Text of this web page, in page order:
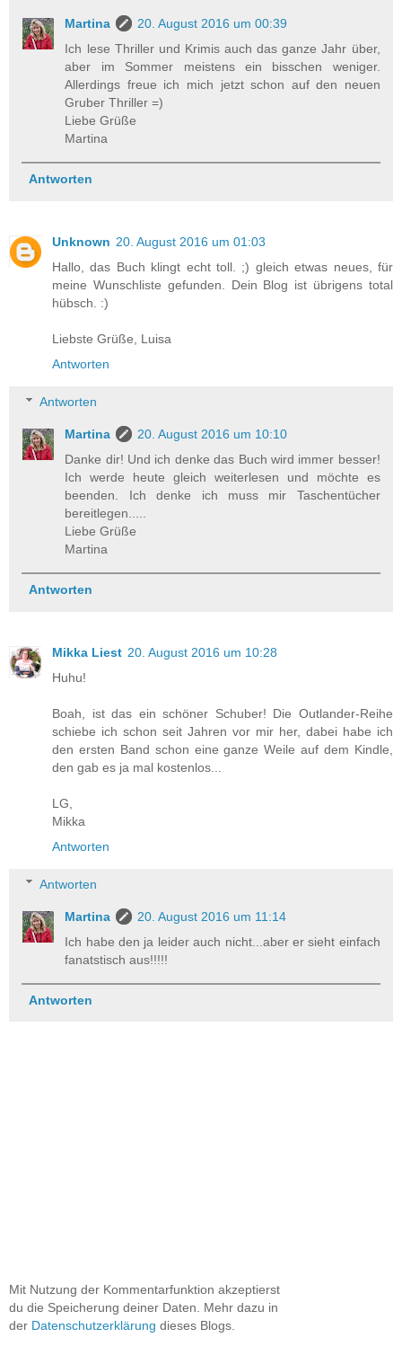
Martina
20. August 2016 um 00:39
Ich lese Thriller und Krimis auch das ganze Jahr über,
aber im Sommer meistens ein bisschen weniger.
Allerdings freue ich mich jetzt schon auf den neuen
Gruber Thriller =)
Liebe Grüße
Martina
Antworten
Unknown 20. August 2016 um 01:03
Hallo, das Buch klingt echt toll. ;) gleich etwas neues, für
meine Wunschliste gefunden. Dein Blog ist übrigens total
hübsch. :)
Liebste Grüße, Luisa
Antworten
Antworten
Martina
20. August 2016 um 10:10
Danke dir! Und ich denke das Buch wird immer besser!
Ich werde heute gleich weiterlesen und möchte es
beenden. Ich denke ich muss mir Taschentücher
bereitlegen.....
Liebe Grüße
Martina
Antworten
Mikka Liest 20. August 2016 um 10:28
Huhu!
Boah, ist das ein schöner Schuber! Die Outlander-Reihe
schiebe ich schon seit Jahren vor mir her, dabei habe ich
den ersten Band schon eine ganze Weile auf dem Kindle,
den gab es ja mal kostenlos...
LG,
Mikka
Antworten
Antworten
Martina
20. August 2016 um 11:14
Ich habe den ja leider auch nicht...aber er sieht einfach
fanatstisch aus!!!!!
Antworten
Mit Nutzung der Kommentarfunktion akzeptierst
du die Speicherung deiner Daten. Mehr dazu in
der Datenschutzerklärung dieses Blogs.